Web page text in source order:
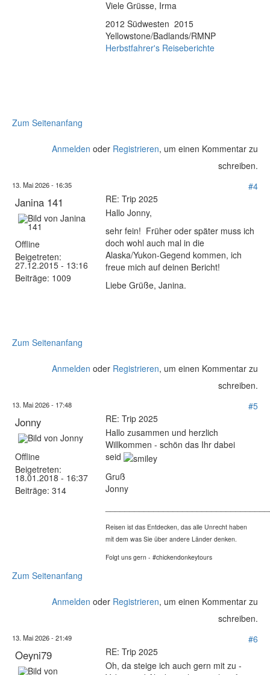
Viele Grüsse, Irma
2012 Südwesten 2015
Yellowstone/Badlands/RMNP
Herbstfahrer's Reiseberichte
Zum Seitenanfang
Anmelden oder Registrieren, um einen Kommentar zu
schreiben.
13. Mai 2026 - 16:35 #4
Janina 141
Offline
Beigetreten:
27.12.2015 - 13:16
Beiträge: 1009
RE: Trip 2025
Hallo Jonny,
sehr fein! Früher oder später muss ich
doch wohl auch mal in die
Alaska/Yukon-Gegend kommen, ich
freue mich auf deinen Bericht!
Liebe Grüße, Janina.
Zum Seitenanfang
Anmelden oder Registrieren, um einen Kommentar zu
schreiben.
13. Mai 2026 - 17:48 #5
Jonny
Offline
Beigetreten:
18.01.2018 - 16:37
Beiträge: 314
RE: Trip 2025
Hallo zusammen und herzlich
Willkommen - schön das Ihr dabei
seid
Gruß
Jonny
Reisen ist das Entdecken, das alle Unrecht haben
mit dem was Sie über andere Länder denken.
Folgt uns gern - #chickendonkeytours
Zum Seitenanfang
Anmelden oder Registrieren, um einen Kommentar zu
schreiben.
13. Mai 2026 - 21:49 #6
Oeyni79
RE: Trip 2025
Oh, da steige ich auch gern mit zu -